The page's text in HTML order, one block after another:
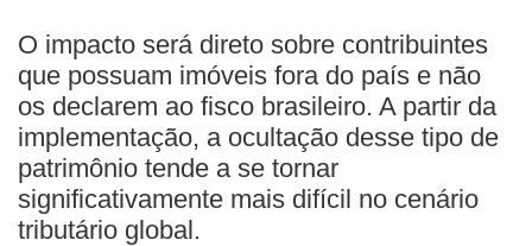
O impacto será direto sobre contribuintes
que possuam imóveis fora do país e não
os declarem ao fisco brasileiro. A partir da
implementação, a ocultação desse tipo de
patrimônio tende a se tornar
significativamente mais difícil no cenário
tributário global.